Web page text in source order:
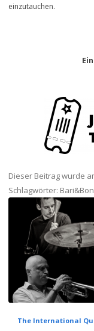
einzutauchen.
Dieser Beitrag wurde
Schlagwörter:
The International